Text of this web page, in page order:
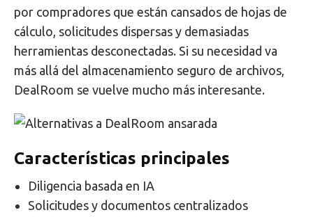
por compradores que están cansados de hojas de
cálculo, solicitudes dispersas y demasiadas
herramientas desconectadas. Si su necesidad va
más allá del almacenamiento seguro de archivos,
DealRoom se vuelve mucho más interesante.
Características principales
Diligencia basada en IA
Solicitudes y documentos centralizados